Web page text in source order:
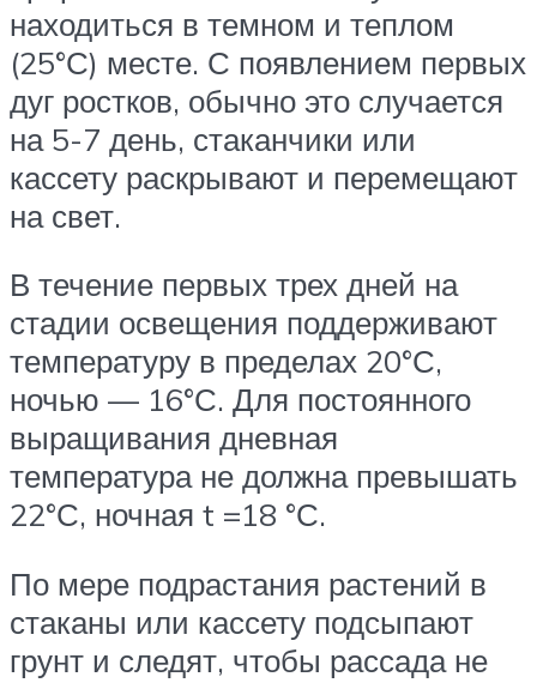
находиться в темном и теплом
(25°С) месте. С появлением первых
дуг ростков, обычно это случается
на 5-7 день, стаканчики или
кассету раскрывают и перемещают
на свет.
В течение первых трех дней на
стадии освещения поддерживают
температуру в пределах 20°С,
ночью — 16°С. Для постоянного
выращивания дневная
температура не должна превышать
22°С, ночная t =18 °С.
По мере подрастания растений в
стаканы или кассету подсыпают
грунт и следят, чтобы рассада не